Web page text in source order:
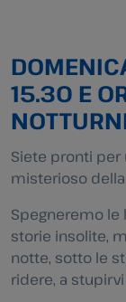
15.30 E
Siete pronti per
misterioso
Spegneremo le
storie insolite,
notte, sotto le
ridere, a